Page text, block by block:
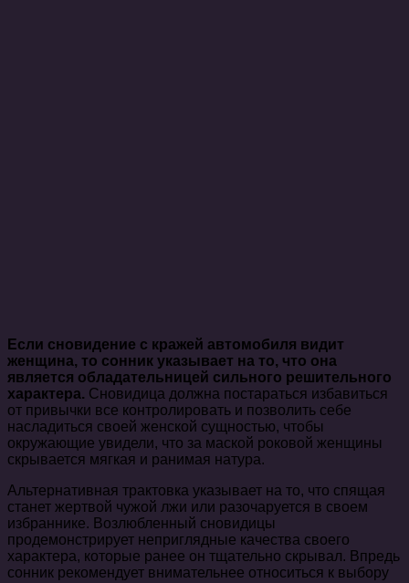
Если сновидение с кражей автомобиля видит
женщина, то сонник указывает на то, что она
является обладательницей сильного решительного
характера. Сновидица должна постараться избавиться
от привычки все контролировать и позволить себе
насладиться своей женской сущностью, чтобы
окружающие увидели, что за маской роковой женщины
скрывается мягкая и ранимая натура.
Альтернативная трактовка указывает на то, что спящая
станет жертвой чужой лжи или разочаруется в своем
избраннике. Возлюбленный сновидицы
продемонстрирует неприглядные качества своего
характера, которые ранее он тщательно скрывал. Впредь
сонник рекомендует внимательнее относиться к выбору